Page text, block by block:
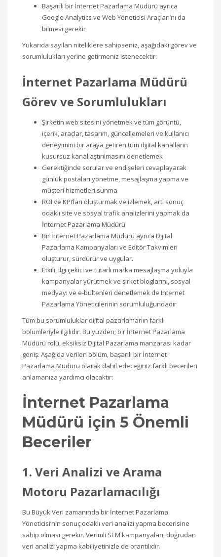
Başarılı bir İnternet Pazarlama Müdürü ayrıca
Google Analytics ve Web Yöneticisi Araçları’nı da
bilmesi gerekir
Yukarıda sayılan niteliklere sahipseniz, aşağıdaki görev ve
sorumlulukları yerine getirmeniz istenecektir:
İnternet Pazarlama Müdürü
Görev ve Sorumlulukları
Şirketin web sitesini yönetmek ve tüm görüntü,
içerik, araçlar, tasarım, güncellemeleri ve kullanıcı
deneyimini bir araya getiren tüm dijital kanalların
kusursuz kanallaştırılmasını denetlemek
Gerektiğinde sorular ve endişeleri cevaplayarak
günlük postaları yönetme, mesajlaşma yapma ve
müşteri hizmetleri sunma
ROI ve KPI’ları oluşturmak ve izlemek, artı sonuç
odaklı site ve sosyal trafik analizlerini yapmak da
İnternet Pazarlama Müdürü
Bir İnternet Pazarlama Müdürü ayrıca Dijital
Pazarlama Kampanyaları ve Editör Takvimleri
oluşturur, sürdürür ve uygular.
Etkili, ilgi çekici ve tutarlı marka mesajlaşma yoluyla
kampanyalar yürütmek ve şirket bloglarını, sosyal
medyayı ve e-bültenleri denetlemek de Internet
Pazarlama Yöneticilerinin sorumluluğundadır
Tüm bu sorumluluklar dijital pazarlamanın farklı
bölümleriyle ilgilidir. Bu yüzden; bir İnternet Pazarlama
Müdürü rolü, eksiksiz Dijital Pazarlama manzarası kadar
geniş. Aşağıda verilen bölüm, başarılı bir İnternet
Pazarlama Müdürü olarak dahil edeceğiniz farklı becerileri
anlamanıza yardımcı olacaktır:
İnternet Pazarlama
Müdürü için 5 Önemli
Beceriler
1. Veri Analizi ve Arama
Motoru Pazarlamacılığı
Bu Büyük Veri zamanında bir İnternet Pazarlama
Yöneticisi’nin sonuç odaklı veri analizi yapma becerisine
sahip olması gerekir. Verimli SEM kampanyaları, doğrudan
veri analizi yapma kabiliyetinizle de orantılıdır.